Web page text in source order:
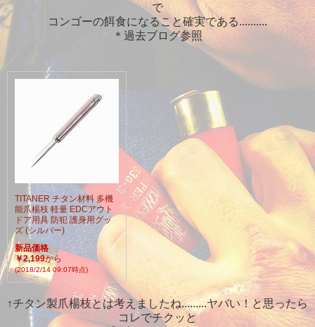
で
コンゴーの餌食になること確実である..........
＊過去ブログ参照
TITANER チタン材料 多機
能爪楊枝 軽量 EDCアウト
ドア用具 防犯 護身用グッ
ズ (シルバー)
新品価格
￥2,199から
(2018/2/14 09:07時点)
↑チタン製爪楊枝とは考えましたね.........ヤバい！と思ったら
コレでチクッと